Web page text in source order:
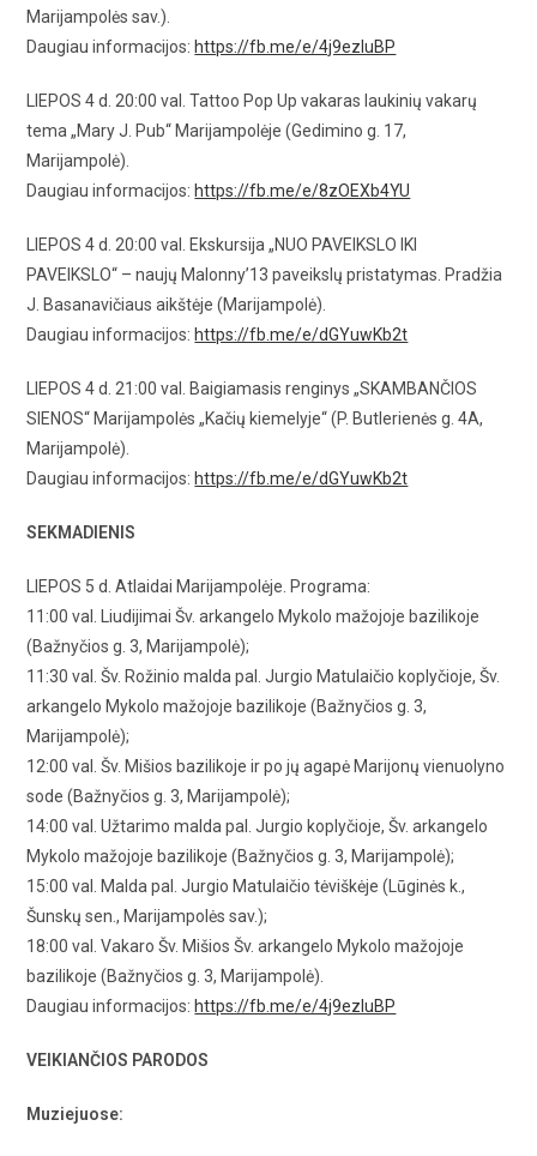
Marijampolės sav.).
Daugiau informacijos: https://fb.me/e/4j9ezIuBP
LIEPOS 4 d. 20:00 val. Tattoo Pop Up vakaras laukinių vakarų
tema „Mary J. Pub“ Marijampolėje (Gedimino g. 17,
Marijampolė).
Daugiau informacijos: https://fb.me/e/8zOEXb4YU
LIEPOS 4 d. 20:00 val. Ekskursija „NUO PAVEIKSLO IKI
PAVEIKSLO“ – naujų Malonny’13 paveikslų pristatymas. Pradžia
J. Basanavičiaus aikštėje (Marijampolė).
Daugiau informacijos: https://fb.me/e/dGYuwKb2t
LIEPOS 4 d. 21:00 val. Baigiamasis renginys „SKAMBANČIOS
SIENOS“ Marijampolės „Kačių kiemelyje“ (P. Butlerienės g. 4A,
Marijampolė).
Daugiau informacijos: https://fb.me/e/dGYuwKb2t
SEKMADIENIS
LIEPOS 5 d. Atlaidai Marijampolėje. Programa:
11:00 val. Liudijimai Šv. arkangelo Mykolo mažojoje bazilikoje
(Bažnyčios g. 3, Marijampolė);
11:30 val. Šv. Rožinio malda pal. Jurgio Matulaičio koplyčioje, Šv.
arkangelo Mykolo mažojoje bazilikoje (Bažnyčios g. 3,
Marijampolė);
12:00 val. Šv. Mišios bazilikoje ir po jų agapė Marijonų vienuolyno
sode (Bažnyčios g. 3, Marijampolė);
14:00 val. Užtarimo malda pal. Jurgio koplyčioje, Šv. arkangelo
Mykolo mažojoje bazilikoje (Bažnyčios g. 3, Marijampolė);
15:00 val. Malda pal. Jurgio Matulaičio tėviškėje (Lūginės k.,
Šunskų sen., Marijampolės sav.);
18:00 val. Vakaro Šv. Mišios Šv. arkangelo Mykolo mažojoje
bazilikoje (Bažnyčios g. 3, Marijampolė).
Daugiau informacijos: https://fb.me/e/4j9ezIuBP
VEIKIANČIOS PARODOS
Muziejuose: